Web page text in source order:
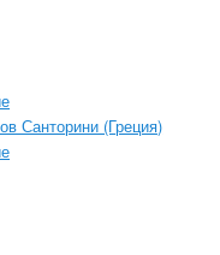
Санторини (Греция)